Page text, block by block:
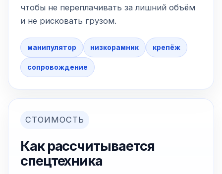
чтобы не переплачивать за лишний объём
и не рисковать грузом.
манипулятор низкорамник крепёж
сопровождение
СТОИМОСТЬ
Как рассчитывается
спецтехника